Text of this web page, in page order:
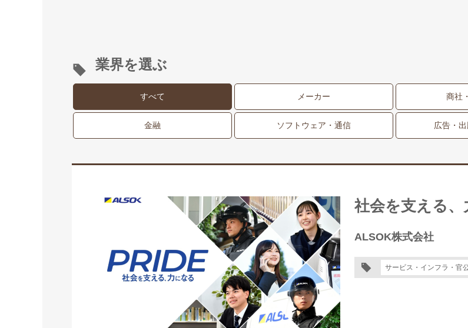
業界を選ぶ
すべて メーカー 商社
金融 ソフトウェア・通信 広告・
社会を支える、
ALSOK株式会社
サービス・インフラ・官